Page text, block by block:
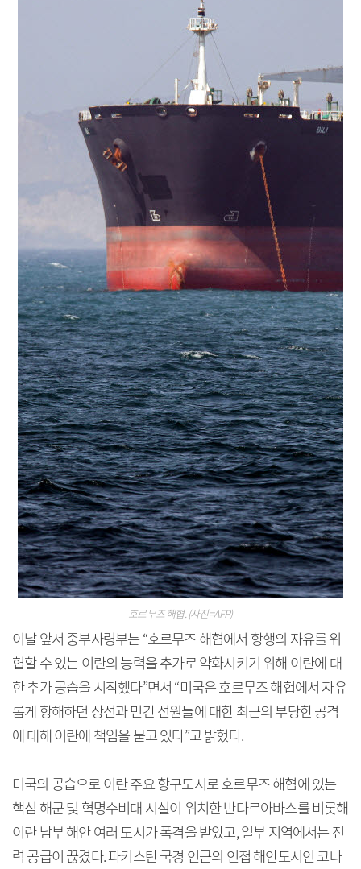
호르무즈 해협. (사진=AFP)
이날 앞서 중부사령부는 “호르무즈 해협에서 항행의 자유를 위
협할 수 있는 이란의 능력을 추가로 약화시키기 위해 이란에 대
한 추가 공습을 시작했다”면서 “미국은 호르무즈 해헙에서 자유
롭게 항해하던 상선과 민간 선원들에 대한 최근의 부당한 공격
에 대해 이란에 책임을 묻고 있다”고 밝혔다.
미국의 공습으로 이란 주요 항구도시로 호르무즈 해협에 있는
핵심 해군 및 혁명수비대 시설이 위치한 반다르아바스를 비롯해
이란 남부 해안 여러 도시가 폭격을 받았고, 일부 지역에서는 전
력 공급이 끊겼다. 파키스탄 국경 인근의 인접 해안도시인 코나